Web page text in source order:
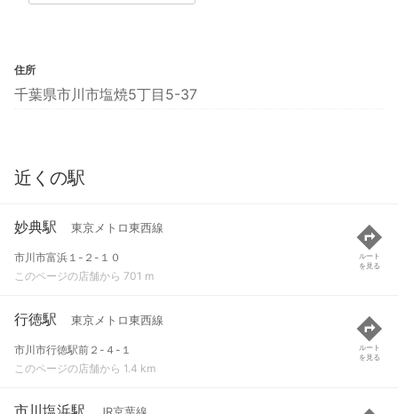
住所
千葉県市川市塩焼5丁目5-37
近くの駅
妙典駅 東京メトロ東西線
市川市富浜１-２-１０
このページの店舗から 701 m
ルート
を見る
行徳駅 東京メトロ東西線
市川市行徳駅前２-４-１
このページの店舗から 1.4 km
ルート
を見る
市川塩浜駅